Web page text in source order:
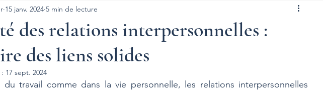
des relations interpersonnelles :
des liens solides
15 janv. 2024 5 min de lecture
17 sept. 2024
travail comme dans la vie personnelle, les relations interpersonnelles